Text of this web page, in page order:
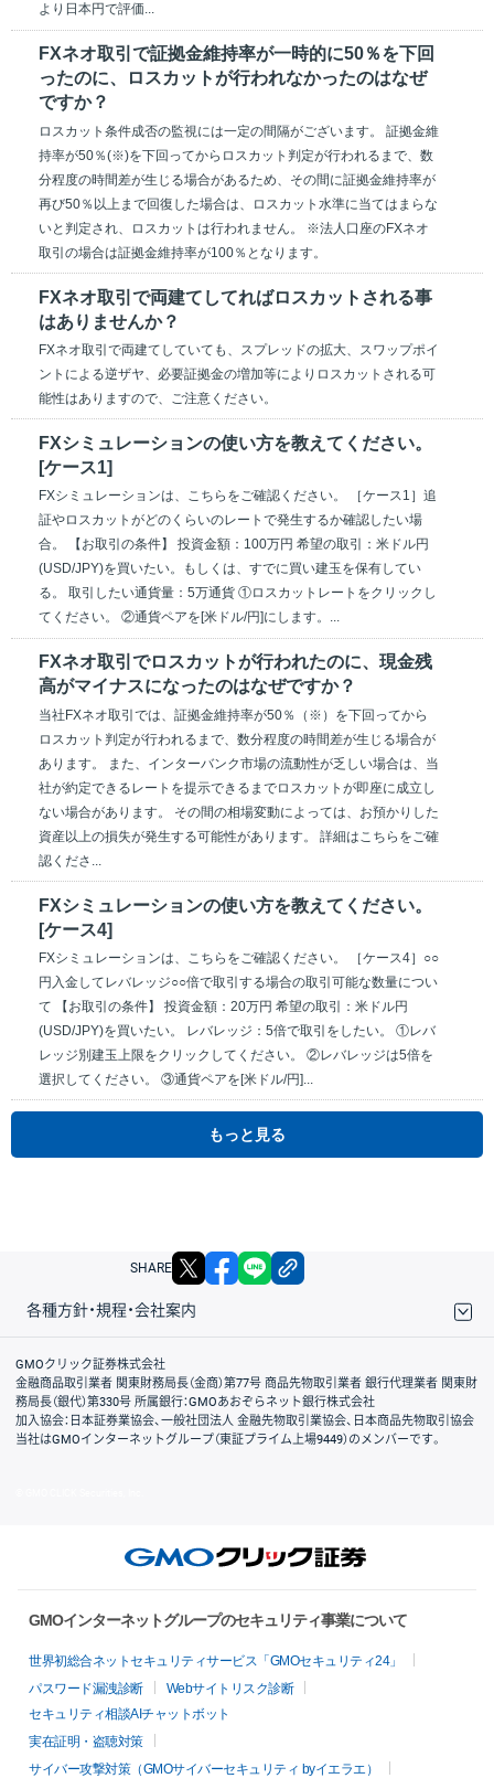
より日本円で評価...
FXネオ取引で証拠金維持率が一時的に50％を下回
ったのに、ロスカットが行われなかったのはなぜ
ですか？
ロスカット条件成否の監視には一定の間隔がございます。 証拠金維
持率が50％(※)を下回ってからロスカット判定が行われるまで、数
分程度の時間差が生じる場合があるため、その間に証拠金維持率が
再び50％以上まで回復した場合は、ロスカット水準に当てはまらな
いと判定され、ロスカットは行われません。 ※法人口座のFXネオ
取引の場合は証拠金維持率が100％となります。
FXネオ取引で両建てしてればロスカットされる事
はありませんか？
FXネオ取引で両建てしていても、スプレッドの拡大、スワップポイ
ントによる逆ザヤ、必要証拠金の増加等によりロスカットされる可
能性はありますので、ご注意ください。
FXシミュレーションの使い方を教えてください。
[ケース1]
FXシミュレーションは、こちらをご確認ください。 ［ケース1］追
証やロスカットがどのくらいのレートで発生するか確認したい場
合。 【お取引の条件】 投資金額：100万円 希望の取引：米ドル円
(USD/JPY)を買いたい。もしくは、すでに買い建玉を保有してい
る。 取引したい通貨量：5万通貨 ①ロスカットレートをクリックし
てください。 ②通貨ペアを[米ドル/円]にします。...
FXネオ取引でロスカットが行われたのに、現金残
高がマイナスになったのはなぜですか？
当社FXネオ取引では、証拠金維持率が50％（※）を下回ってから
ロスカット判定が行われるまで、数分程度の時間差が生じる場合が
あります。 また、インターバンク市場の流動性が乏しい場合は、当
社が約定できるレートを提示できるまでロスカットが即座に成立し
ない場合があります。 その間の相場変動によっては、お預かりした
資産以上の損失が発生する可能性があります。 詳細はこちらをご確
認くださ...
FXシミュレーションの使い方を教えてください。
[ケース4]
FXシミュレーションは、こちらをご確認ください。 ［ケース4］○○
円入金してレバレッジ○○倍で取引する場合の取引可能な数量につい
て 【お取引の条件】 投資金額：20万円 希望の取引：米ドル円
(USD/JPY)を買いたい。 レバレッジ：5倍で取引をしたい。 ①レバ
レッジ別建玉上限をクリックしてください。 ②レバレッジは5倍を
選択してください。 ③通貨ペアを[米ドル/円]...
もっと見る
SHARE X facebook
各種方針・規程・会社案内
取引規程・約款
サイトマップ
その他のご案内
個人情報保護方針
最良執行方針
サイトのご利用について
ディスクレイマー
信託保全
リスク説明
会社案内
GMOクリック証券株式会社
金融商品取引業者 関東財務局長（金商）第77号 商品先物取引業者 銀行代理業者 関東財
務局長（銀代）第330号 所属銀行：GMOあおぞらネット銀行株式会社
加入協会：日本証券業協会、一般社団法人 金融先物取引業協会、日本商品先物取引協会
当社はGMOインターネットグループ（東証プライム上場9449）のメンバーです。
GMOインターネットグループのセキュリティ事業について
世界初総合ネットセキュリティサービス「GMOセキュリティ24」
パスワード漏洩診断
Webサイトリスク診断
セキュリティ相談AIチャットボット
実在証明・盗聴対策
サイバー攻撃対策（GMOサイバーセキュリティ byイエラエ）